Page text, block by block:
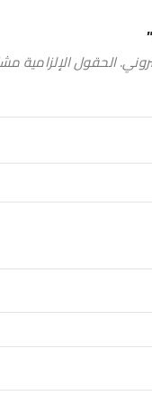
الحقول الإلزامية